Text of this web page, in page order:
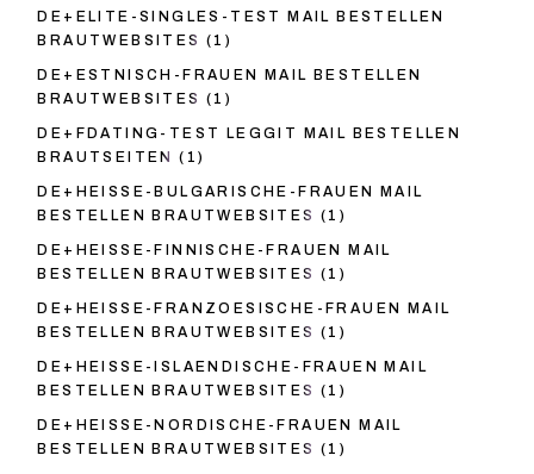
DE+ELITE-SINGLES-TEST MAIL BESTELLEN
BRAUTWEBSITES (1)
DE+ESTNISCH-FRAUEN MAIL BESTELLEN
BRAUTWEBSITES (1)
DE+FDATING-TEST LEGGIT MAIL BESTELLEN
BRAUTSEITEN
(1)
DE+HEISSE-BULGARISCHE-FRAUEN MAIL
BESTELLEN BRAUTWEBSITES (1)
DE+HEISSE-FINNISCHE-FRAUEN MAIL
BESTELLEN BRAUTWEBSITES (1)
DE+HEISSE-FRANZOESISCHE-FRAUEN MAIL
BESTELLEN BRAUTWEBSITES (1)
DE+HEISSE-ISLAENDISCHE-FRAUEN MAIL
BESTELLEN BRAUTWEBSITES (1)
DE+HEISSE-NORDISCHE-FRAUEN MAIL
BESTELLEN BRAUTWEBSITES (1)